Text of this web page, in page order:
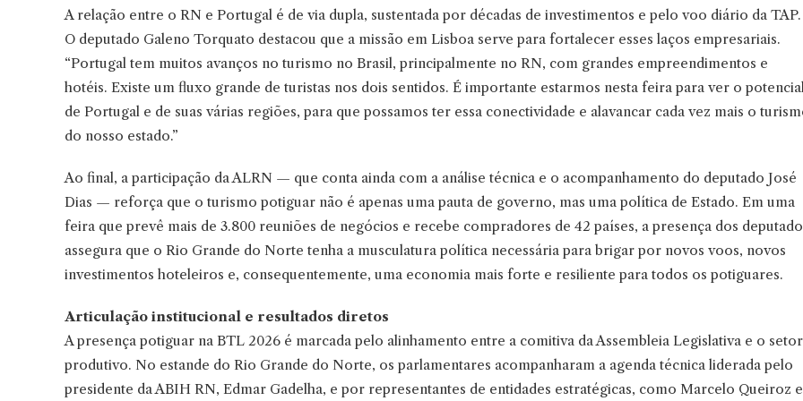
A relação entre o RN e Portugal é de via dupla, sustentada por décadas de investimentos e pelo voo diário da TAP.
O deputado Galeno Torquato destacou que a missão em Lisboa serve para fortalecer esses laços empresariais.
“Portugal tem muitos avanços no turismo no Brasil, principalmente no RN, com grandes empreendimentos e
hotéis. Existe um fluxo grande de turistas nos dois sentidos. É importante estarmos nesta feira para ver o
de Portugal e de suas várias regiões, para que possamos ter essa conectividade e alavancar cada vez mais o
do nosso estado.”
Ao final, a participação da ALRN — que conta ainda com a análise técnica e o acompanhamento do deputado José
Dias — reforça que o turismo potiguar não é apenas uma pauta de governo, mas uma política de Estado. Em uma
feira que prevê mais de 3.800 reuniões de negócios e recebe compradores de 42 países, a presença dos
assegura que o Rio Grande do Norte tenha a musculatura política necessária para brigar por novos voos, novos
investimentos hoteleiros e, consequentemente, uma economia mais forte e resiliente para todos os potiguares.
Articulação institucional e resultados diretos
A presença potiguar na BTL 2026 é marcada pelo alinhamento entre a comitiva da Assembleia Legislativa e o setor
produtivo. No estande do Rio Grande do Norte, os parlamentares acompanharam a agenda técnica liderada pelo
presidente da ABIH RN, Edmar Gadelha, e por representantes de entidades estratégicas, como Marcelo Queiroz e